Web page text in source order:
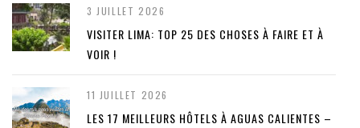
3 JUILLET 2026
VISITER LIMA: TOP 25 DES CHOSES À FAIRE ET À
VOIR !
11 JUILLET 2026
LES 17 MEILLEURS HÔTELS À AGUAS CALIENTES –